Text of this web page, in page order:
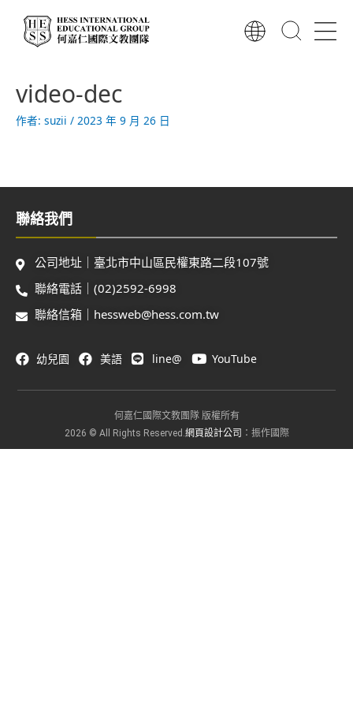
video-dec
作者: suzii / 2023 年 9 月 26 日
聯絡我們
公司地址｜臺北市中山區民權東路二段107號
聯絡電話｜(02)2592-6998
聯絡信箱｜hessweb@hess.com.tw
幼兒園 美語 line@ YouTube
何嘉仁國際文教團隊 版權所有
2026 © All Rights Reserved. 網頁設計公司 ：振作國際